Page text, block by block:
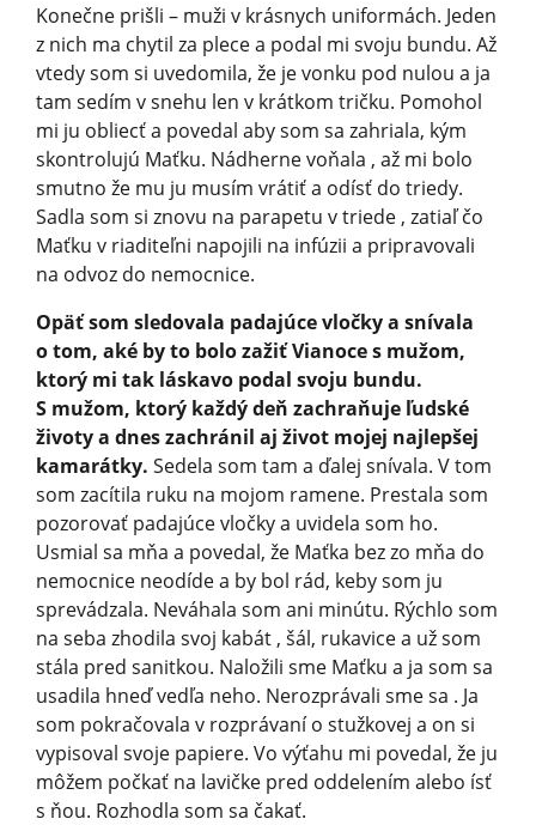
Konečne prišli – muži v krásnych uniformách. Jeden
z nich ma chytil za plece a podal mi svoju bundu. Až
vtedy som si uvedomila, že je vonku pod nulou a ja
tam sedím v snehu len v krátkom tričku. Pomohol
mi ju obliecť a povedal aby som sa zahriala, kým
skontrolujú Maťku. Nádherne voňala , až mi bolo
smutno že mu ju musím vrátiť a odísť do triedy.
Sadla som si znovu na parapetu v triede , zatiaľ čo
Maťku v riaditeľni napojili na infúzii a pripravovali
na odvoz do nemocnice.
Opäť som sledovala padajúce vločky a snívala
o tom, aké by to bolo zažiť Vianoce s mužom,
ktorý mi tak láskavo podal svoju bundu.
S mužom, ktorý každý deň zachraňuje ľudské
životy a dnes zachránil aj život mojej najlepšej
kamarátky. Sedela som tam a ďalej snívala. V tom
som zacítila ruku na mojom ramene. Prestala som
pozorovať padajúce vločky a uvidela som ho.
Usmial sa mňa a povedal, že Maťka bez zo mňa do
nemocnice neodíde a by bol rád, keby som ju
sprevádzala. Neváhala som ani minútu. Rýchlo som
na seba zhodila svoj kabát , šál, rukavice a už som
stála pred sanitkou. Naložili sme Maťku a ja som sa
usadila hneď vedľa neho. Nerozprávali sme sa . Ja
som pokračovala v rozprávaní o stužkovej a on si
vypisoval svoje papiere. Vo výťahu mi povedal, že ju
môžem počkať na lavičke pred oddelením alebo ísť
s ňou. Rozhodla som sa čakať.